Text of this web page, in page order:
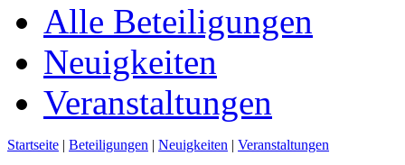
Alle Beteiligungen
Neuigkeiten
Veranstaltungen
Startseite | Beteiligungen | Neuigkeiten | Veranstaltungen